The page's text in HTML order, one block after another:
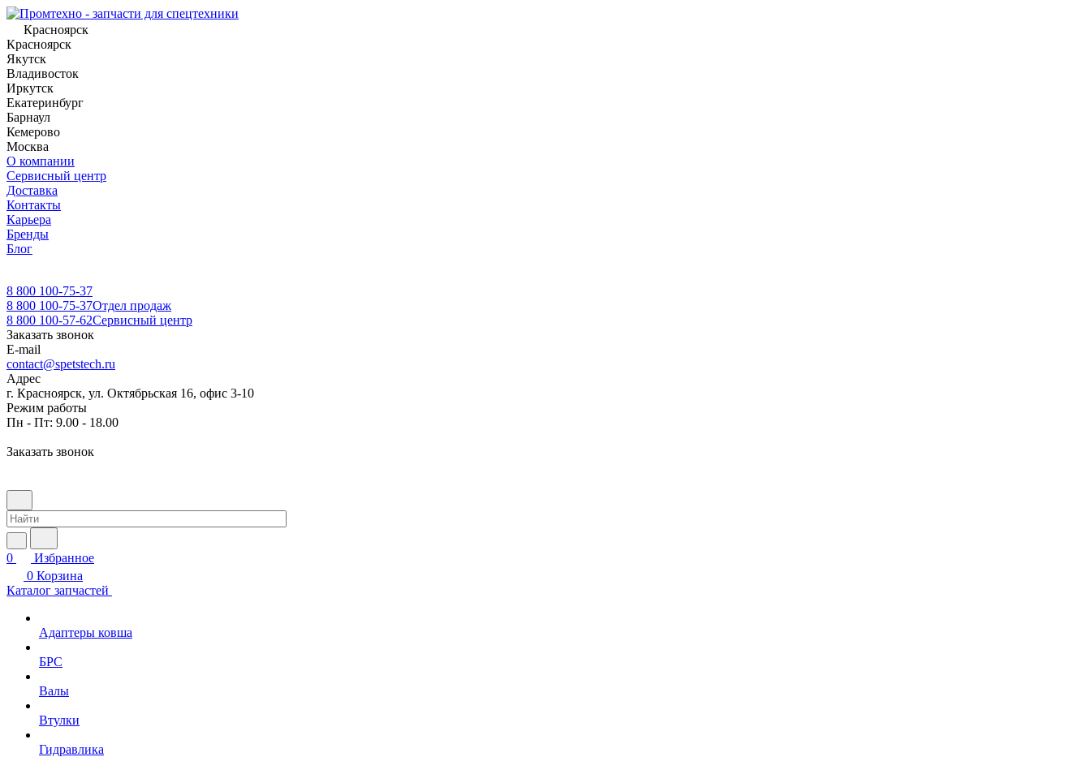
Красноярск
Красноярск
Якутск
Владивосток
Иркутск
Екатеринбург
Барнаул
Кемерово
Москва
О компании
Сервисный центр
Доставка
Контакты
Карьера
Бренды
Блог
8 800 100-75-37
8 800 100-75-37Отдел продаж
8 800 100-57-62Сервисный центр
Заказать звонок
E-mail
contact@spetstech.ru
Адрес
г. Красноярск, ул. Октябрьская 16, офис 3-10
Режим работы
Пн - Пт: 9.00 - 18.00
Заказать звонок
0
Избранное
0 Корзина
Каталог запчастей
Адаптеры ковша
БРС
Валы
Втулки
Гидравлика